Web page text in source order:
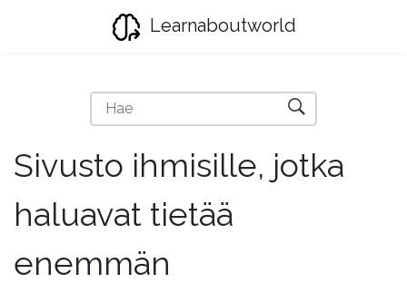
Learnaboutworld
Sivusto ihmisille, jotka
haluavat tietää
enemmän